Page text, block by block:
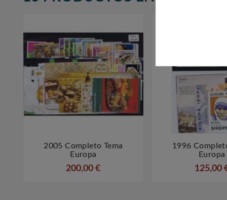
 
2005 Completo Tema
Europa
200,00 €
 
1996
Europa
125,00